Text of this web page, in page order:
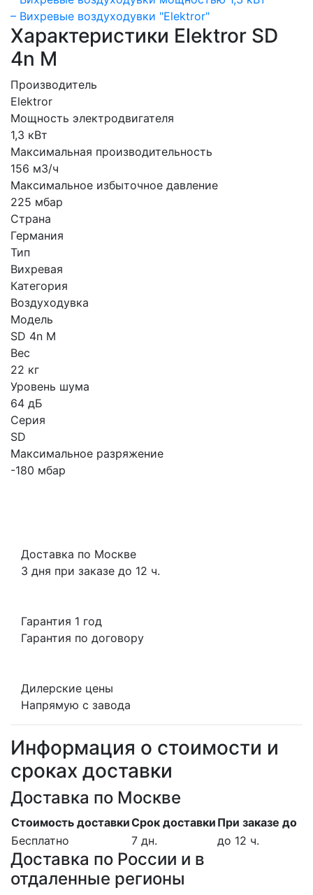
– Вихревые воздуходувки "Elektror"
Характеристики Elektror SD
4n M
Производитель
Elektror
Мощность электродвигателя
1,3 кВт
Максимальная производительность
156 м3/ч
Максимальное избыточное давление
225 мбар
Страна
Германия
Тип
Вихревая
Категория
Воздуходувка
Модель
SD 4n M
Вес
22 кг
Уровень шума
64 дБ
Серия
SD
Максимальное разряжение
-180 мбар
Доставка по Москве
3 дня при заказе до 12 ч.
Гарантия 1 год
Гарантия по договору
Дилерские цены
Напрямую с завода
Информация о стоимости и
сроках доставки
Доставка по Москве
Стоимость доставкиСрок доставки При заказе до
Бесплатно
7 дн. до 12 ч.
Доставка по России и в
отдаленные регионы